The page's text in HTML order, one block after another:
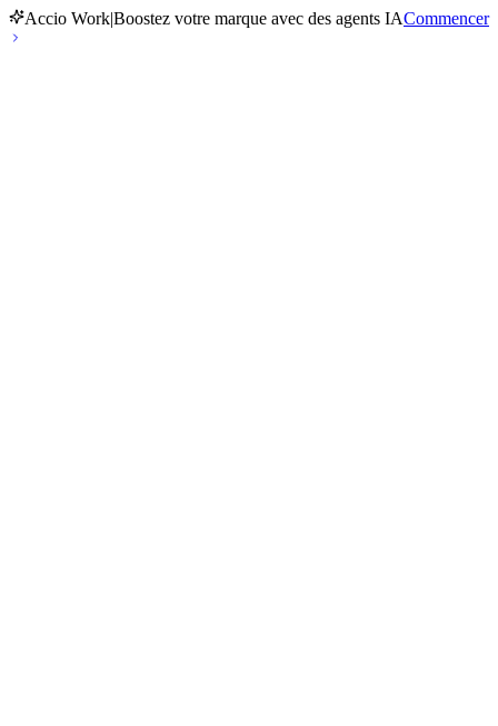
Accio Work|Boostez votre marque avec des agents IACommencer